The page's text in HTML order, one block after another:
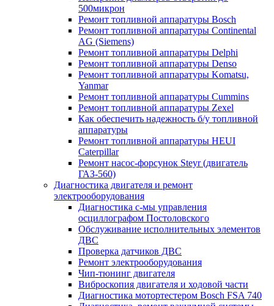
500микрон
Ремонт топливной аппаратуры Bosch
Ремонт топливной аппаратуры Continental
AG (Siemens)
Ремонт топливной аппаратуры Delphi
Ремонт топливной аппаратуры Denso
Ремонт топливной аппаратуры Komatsu,
Yanmar
Ремонт топливной аппаратуры Cummins
Ремонт топливной аппаратуры Zexel
Как обеспечить надежность б/у топливной
аппаратуры
Ремонт топливной аппаратуры HEUI
Caterpillar
Ремонт насос-форсунок Steyr (двигатель
ГАЗ-560)
Диагностика двигателя и ремонт
электрооборудования
Диагностика с-мы управления
осциллографом Постоловского
Обслуживание исполнительных элементов
ДВС
Проверка датчиков ДВС
Ремонт электрооборудования
Чип-тюнинг двигателя
Виброскопия двигателя и ходовой части
Диагностика мотортестером Bosch FSA 740